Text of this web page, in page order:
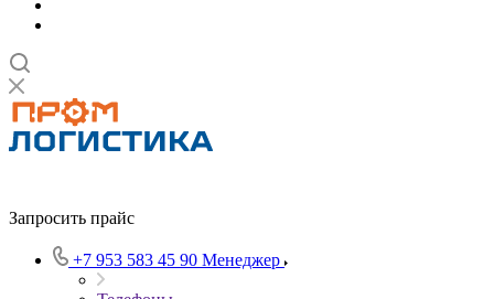
Запросить прайс
+7 953 583 45 90 Менеджер